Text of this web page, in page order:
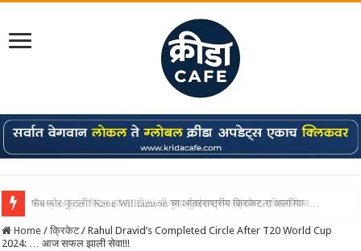
Shreyas Iyer कॅप्टन झाला! टी20 ची पुन्हा मुंबईकराच्या खांद्यावर, एशियन गेम्स…
Home / क्रिकेट / Rahul Dravid’s Completed Circle After T20 World Cup
2024: … आज सफल झाली सेवा!!!